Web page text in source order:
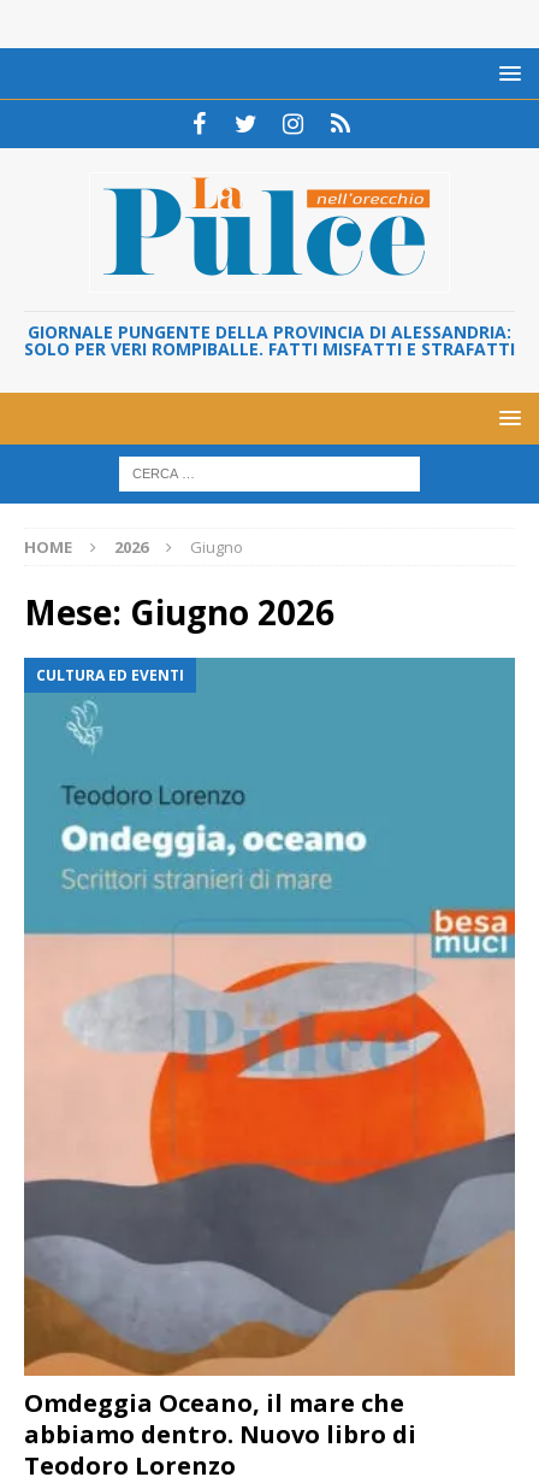
GIORNALE PUNGENTE DELLA PROVINCIA DI ALESSANDRIA:
SOLO PER VERI ROMPIBALLE. FATTI MISFATTI E STRAFATTI
HOME 2026 Giugno
Mese: Giugno 2026
CULTURA ED EVENTI
Omdeggia Oceano, il mare che
abbiamo dentro. Nuovo libro di
Teodoro Lorenzo